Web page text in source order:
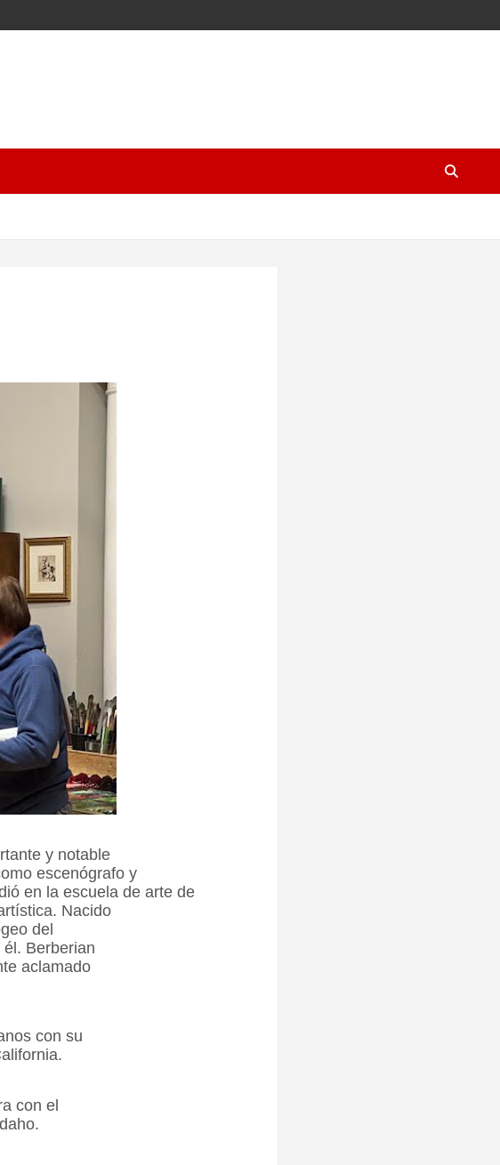
y notable
escenógrafo y
en la escuela de arte de
Nacido
del
Berberian
aclamado
con su
con el